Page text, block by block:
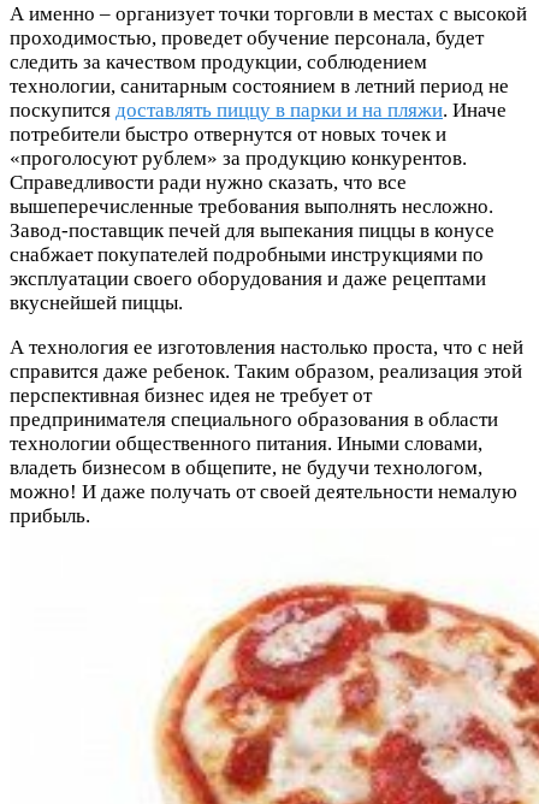
А именно – организует точки торговли в местах с высокой
проходимостью, проведет обучение персонала, будет
следить за качеством продукции, соблюдением
технологии, санитарным состоянием в летний период не
поскупится доставлять пиццу в парки и на пляжи. Иначе
потребители быстро отвернутся от новых точек и
«проголосуют рублем» за продукцию конкурентов.
Справедливости ради нужно сказать, что все
вышеперечисленные требования выполнять несложно.
Завод-поставщик печей для выпекания пиццы в конусе
снабжает покупателей подробными инструкциями по
эксплуатации своего оборудования и даже рецептами
вкуснейшей пиццы.
А технология ее изготовления настолько проста, что с ней
справится даже ребенок. Таким образом, реализация этой
перспективная бизнес идея не требует от
предпринимателя специального образования в области
технологии общественного питания. Иными словами,
владеть бизнесом в общепите, не будучи технологом,
можно! И даже получать от своей деятельности немалую
прибыль.